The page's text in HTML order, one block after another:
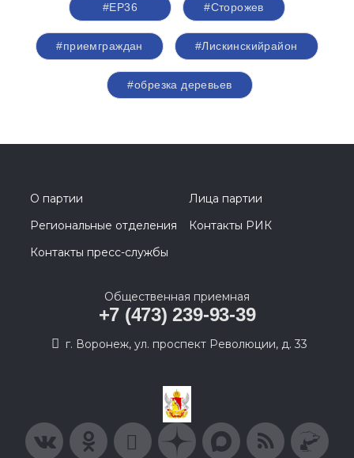
#ЕР36 #Сторожев
#приемграждан #Лискинскийрайон
#обрезка деревьев
О партии
Лица партии
Региональные отделения
Контакты РИК
Контакты пресс-службы
Общественная приемная
+7 (473) 239-93-39
г. Воронеж, ул. проспект Революции, д. 33